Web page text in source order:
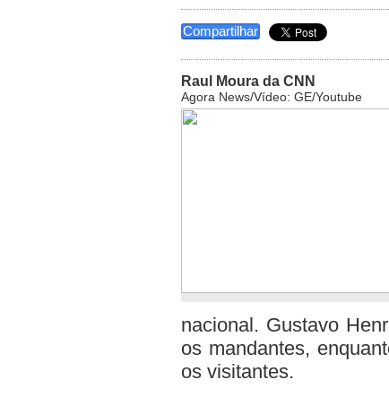
Compartilhar
Raul Moura da CNN
Agora News/Vídeo: GE/Youtube
nacional. Gustavo
os mandantes,
os visitantes.